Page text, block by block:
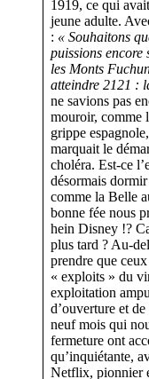
1919, ce qui
jeune adulte.
: « Souhaitons
puissions encore
les Monts
atteindre 2121 :
ne savions pas
mouroir, comme
grippe
marquait le
choléra. Est-ce
désormais
comme la Belle
bonne fée nous
hein Disney !?
plus tard ? Au-
prendre que
« exploits » du
exploitation
d’ouverture et
neuf mois qui
fermeture ont
qu’inquiétante,
Netflix, pionnier